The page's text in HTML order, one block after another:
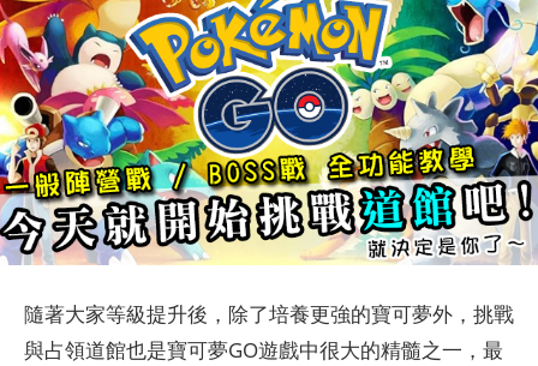
隨著大家等級提升後，除了培養更強的寶可夢外，挑戰
與占領道館也是寶可夢GO遊戲中很大的精髓之一，最